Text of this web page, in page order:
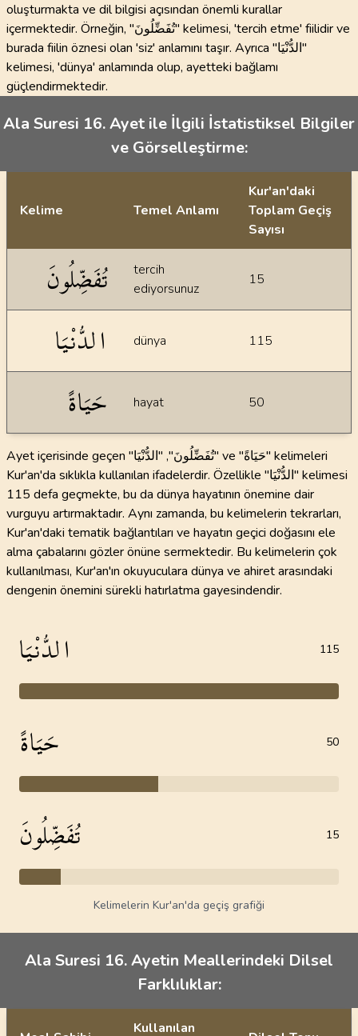
oluşturmakta ve dil bilgisi açısından önemli kurallar
içermektedir. Örneğin, "تُفَضِّلُونَ" kelimesi, 'tercih etme' fiilidir ve
burada fiilin öznesi olan 'siz' anlamını taşır. Ayrıca "الدُّنْيَا"
kelimesi, 'dünya' anlamında olup, ayetteki bağlamı
güçlendirmektedir.
Ala Suresi 16. Ayet ile İlgili İstatistiksel Bilgiler
ve Görselleştirme:
İstatiksel bilgiler
Kelime Temel Anlamı
Kur'an'daki
Toplam Geçiş
Sayısı
تُفَضِّلُونَ
tercih
ediyorsunuz
15
الدُّنْيَا dünya 115
حَيَاةً hayat 50
Ayet içerisinde geçen "تُفَضِّلُونَ", "الدُّنْيَا" ve "حَيَاةً" kelimeleri
Kur'an'da sıklıkla kullanılan ifadelerdir. Özellikle "الدُّنْيَا" kelimesi
115 defa geçmekte, bu da dünya hayatının önemine dair
vurguyu artırmaktadır. Aynı zamanda, bu kelimelerin tekrarları,
Kur'an'daki tematik bağlantıları ve hayatın geçici doğasını ele
alma çabalarını gözler önüne sermektedir. Bu kelimelerin çok
kullanılması, Kur'an'ın okuyuculara dünya ve ahiret arasındaki
dengenin önemini sürekli hatırlatma gayesindendir.
الدُّنْيَا 115
حَيَاةً 50
تُفَضِّلُونَ 15
Kelimelerin Kur'an'da geçiş grafiği
Ala Suresi 16. Ayetin Meallerindeki Dilsel
Farklılıklar:
Kullanılan